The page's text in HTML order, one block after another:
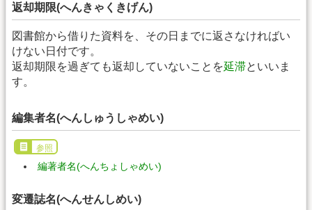
返却期限(へんきゃくきげん)
図書館から借りた資料を、その日までに返さなければい
けない日付です。
返却期限を過ぎても返却していないことを延滞といいま
す。
編集者名(へんしゅうしゃめい)
参照
編著者名(へんちょしゃめい)
変遷誌名(へんせんしめい)